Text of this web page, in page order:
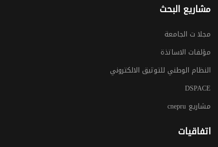
مشاريع البحث
مجلا ت الجامعة
مؤلفات الاساتذة
النظام الوطني للتوثيق الالكتروني
DSPACE
مشاريع cnepru
اتفاقيات